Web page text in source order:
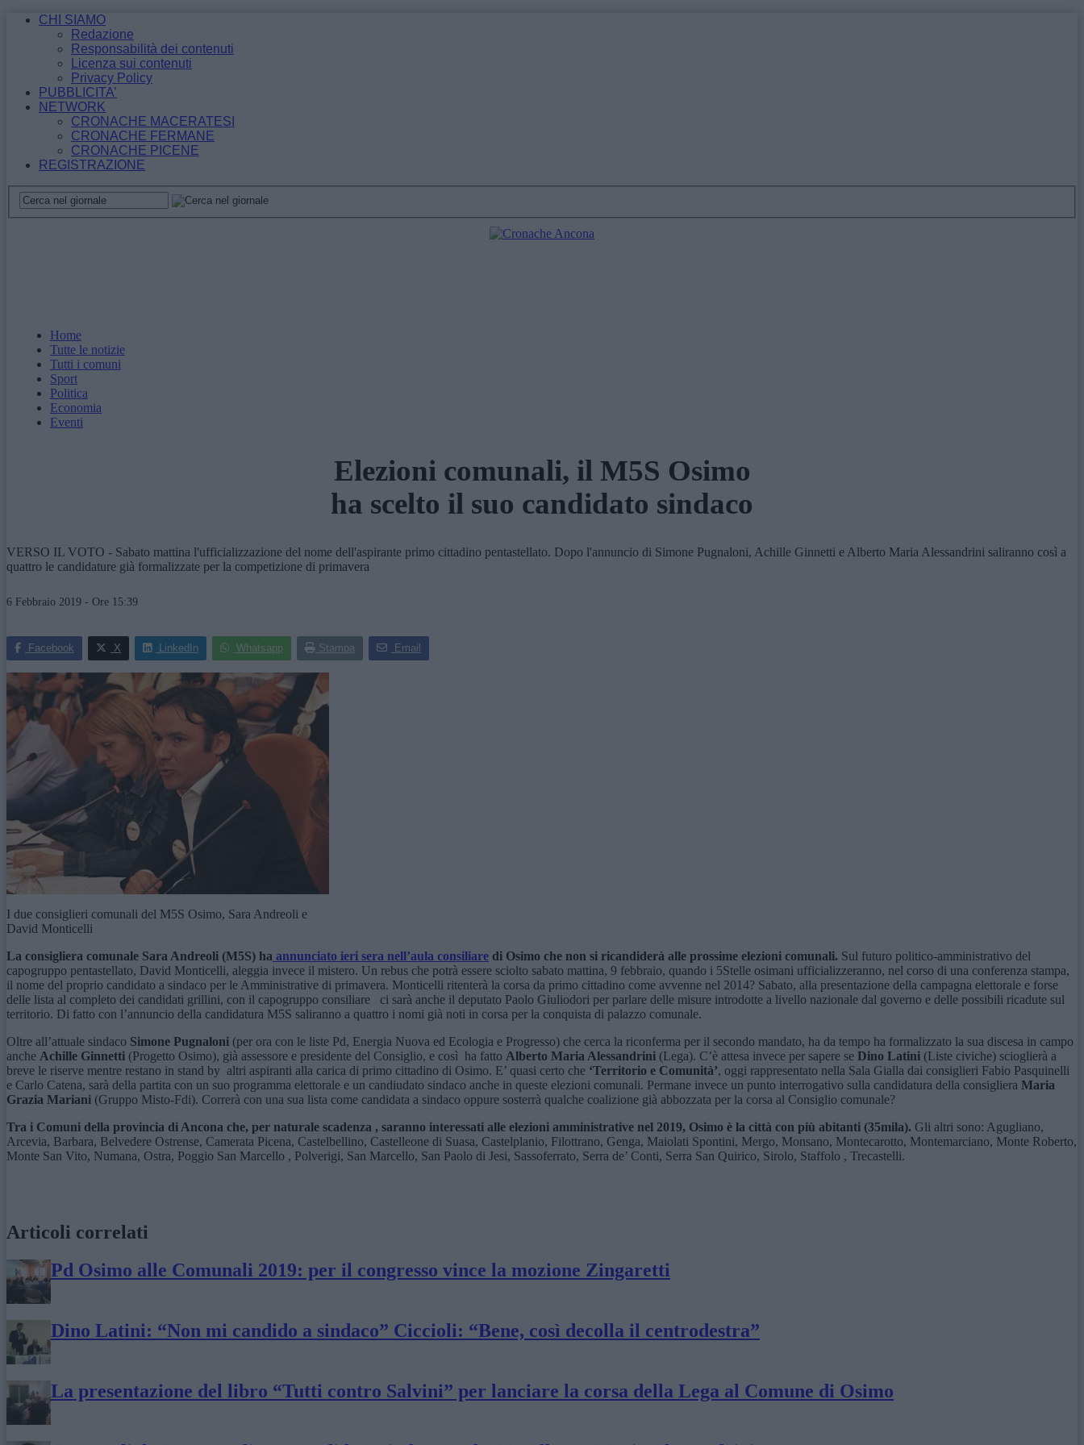
CHI SIAMO
Redazione
Responsabilità dei contenuti
Licenza sui contenuti
Privacy Policy
PUBBLICITA’
NETWORK
CRONACHE MACERATESI
CRONACHE FERMANE
CRONACHE PICENE
REGISTRAZIONE
Home
Tutte le notizie
Tutti i comuni
Sport
Politica
Economia
Eventi
Elezioni comunali, il M5S Osimo
ha scelto il suo candidato sindaco
VERSO IL VOTO - Sabato mattina l'ufficializzazione del nome dell'aspirante primo cittadino pentastellato. Dopo l'annuncio di Simone Pugnaloni, Achille Ginnetti e Alberto Maria Alessandrini saliranno così a
quattro le candidature già formalizzate per la competizione di primavera
6 Febbraio 2019 - Ore 15:39
Facebook X LinkedIn Whatsapp Stampa Email
I due consiglieri comunali del M5S Osimo, Sara Andreoli e
David Monticelli
La consigliera comunale Sara Andreoli (M5S) ha annunciato ieri sera nell’aula consiliare di Osimo che non si ricandiderà alle prossime elezioni comunali. Sul futuro politico-amministrativo del
capogruppo pentastellato, David Monticelli, aleggia invece il mistero. Un rebus che potrà essere sciolto sabato mattina, 9 febbraio, quando i 5Stelle osimani ufficializzeranno, nel corso di una conferenza stampa,
il nome del proprio candidato a sindaco per le Amministrative di primavera. Monticelli ritenterà la corsa da primo cittadino come avvenne nel 2014? Sabato, alla presentazione della campagna elettorale e forse
delle lista al completo dei candidati grillini, con il capogruppo consiliare ci sarà anche il deputato Paolo Giuliodori per parlare delle misure introdotte a livello nazionale dal governo e delle possibili ricadute sul
territorio. Di fatto con l’annuncio della candidatura M5S saliranno a quattro i nomi già noti in corsa per la conquista di palazzo comunale.
Oltre all’attuale sindaco Simone Pugnaloni (per ora con le liste Pd, Energia Nuova ed Ecologia e Progresso) che cerca la riconferma per il secondo mandato, ha da tempo ha formalizzato la sua discesa in campo
anche Achille Ginnetti (Progetto Osimo), già assessore e presidente del Consiglio, e così ha fatto Alberto Maria Alessandrini (Lega). C’è attesa invece per sapere se Dino Latini (Liste civiche) scioglierà a
breve le riserve mentre restano in stand by altri aspiranti alla carica di primo cittadino di Osimo. E’ quasi certo che ‘Territorio e Comunità’, oggi rappresentato nella Sala Gialla dai consiglieri Fabio Pasquinelli
e Carlo Catena, sarà della partita con un suo programma elettorale e un candiudato sindaco anche in queste elezioni comunali. Permane invece un punto interrogativo sulla candidatura della consigliera Maria
Grazia Mariani (Gruppo Misto-Fdi). Correrà con una sua lista come candidata a sindaco oppure sosterrà qualche coalizione già abbozzata per la corsa al Consiglio comunale?
Tra i Comuni della provincia di Ancona che, per naturale scadenza , saranno interessati alle elezioni amministrative nel 2019, Osimo è la città con più abitanti (35mila). Gli altri sono: Agugliano,
Arcevia, Barbara, Belvedere Ostrense, Camerata Picena, Castelbellino, Castelleone di Suasa, Castelplanio, Filottrano, Genga, Maiolati Spontini, Mergo, Monsano, Montecarotto, Montemarciano, Monte Roberto,
Monte San Vito, Numana, Ostra, Poggio San Marcello , Polverigi, San Marcello, San Paolo di Jesi, Sassoferrato, Serra de’ Conti, Serra San Quirico, Sirolo, Staffolo , Trecastelli.
Articoli correlati
Pd Osimo alle Comunali 2019: per il congresso vince la mozione Zingaretti
Dino Latini: “Non mi candido a sindaco” Ciccioli: “Bene, così decolla il centrodestra”
La presentazione del libro “Tutti contro Salvini” per lanciare la corsa della Lega al Comune di Osimo